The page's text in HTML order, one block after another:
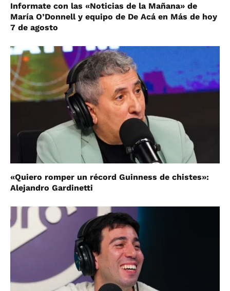
Informate con las «Noticias de la Mañana» de
María O’Donnell y equipo de De Acá en Más de hoy
7 de agosto
«Quiero romper un récord Guinness de chistes»:
Alejandro Gardinetti